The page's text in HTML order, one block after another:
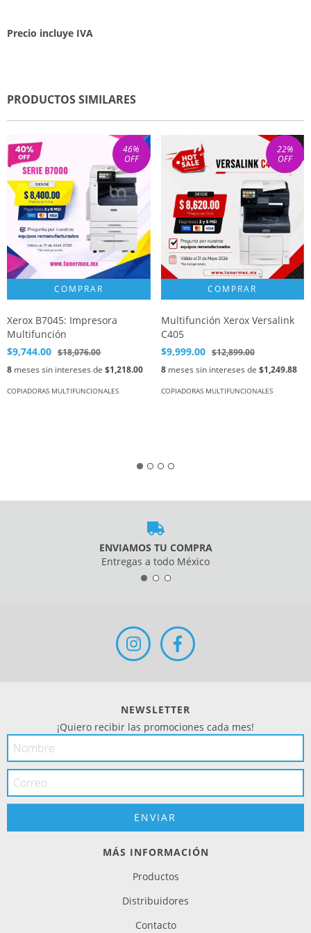
Precio incluye IVA
PRODUCTOS SIMILARES
46%
OFF
Xerox B7045: Impresora
Multifunción
$9,744.00 $18,076.00
8 meses sin intereses de $1,218.00
COPIADORAS MULTIFUNCIONALES
22%
OFF
Multifunción Xerox Versalink
C405
$9,999.00 $12,899.00
8meses sin intereses de $1,249.88
COPIADORAS MULTIFUNCIONALES
ENVIAMOS TU COMPRA
Entregas a todo México
NEWSLETTER
¡Quiero recibir las promociones cada mes!
MÁS INFORMACIÓN
Productos
Distribuidores
Contacto